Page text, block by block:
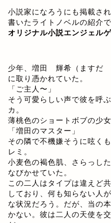
小説家になろうにも掲載さ
書いたライトノベルの紹介で
オリジナル小説エンジェル
少年、増田 輝希（ますだ
に取り憑かれていた。
「ご主人〜」
そう可愛らしい声で彼を呼
カ。
薄桃色のショートボブの少女
「増田のマスター」
その隣で不機嫌そうに呟く
レミ。
小麦色の褐色肌、さらっし
なびかせていた。
この二人はタイプは違えど
しており、何も知らない人
な状況だろう。だが、当の
かない。彼は二人の天使を